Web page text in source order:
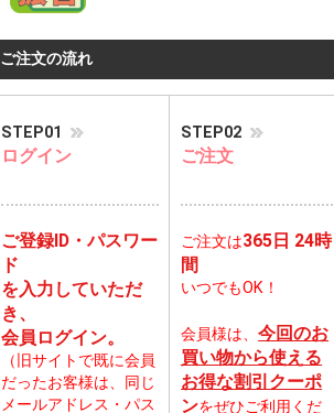
ご注文の流れ
STEP01
ログイン
ご登録ID・パスワー
ド
を入力していただ
き、
会員ログイン。
（旧サイトで既に会員
だったお客様は、同じ
メールアドレス・パス
STEP02
ご注文
ご注文は365日 24時
間
いつでもOK！
会員様は、今回のお
買い物から使える
お得な割引クーポ
ンをぜひご利用くだ